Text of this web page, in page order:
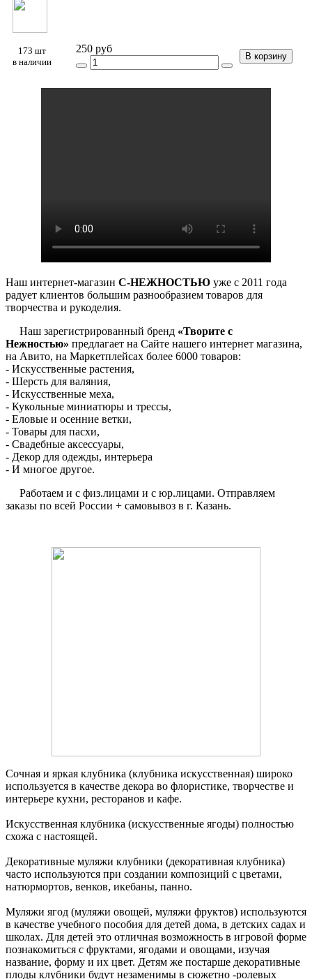
173 шт
в наличии
250 руб
В корзину
Наш интернет-магазин С-НЕЖНОСТЬЮ уже с 2011 года
радует клиентов большим разнообразием товаров для
творчества и рукоделия.
Наш зарегистрированный бренд «Творите с
Нежностью» предлагает на Сайте нашего интернет магазина,
на Авито, на Маркетплейсах более 6000 товаров:
- Искусственные растения,
- Шерсть для валяния,
- Искусственные меха,
- Кукольные миниатюры и трессы,
- Еловые и осенние ветки,
- Товары для пасхи,
- Свадебные аксессуары,
- Декор для одежды, интерьера
- И многое другое.
Работаем и с физ.лицами и с юр.лицами. Отправляем
заказы по всей России + самовывоз в г. Казань.
Сочная и яркая клубника (клубника искусственная) широко
используется в качестве декора во флористике, творчестве и
интерьере кухни, ресторанов и кафе.
Искусственная клубника (искусственные ягоды) полностью
схожа с настоящей.
Декоративные муляжи клубники (декоративная клубника)
часто используются при создании композиций с цветами,
натюрмортов, венков, икебаны, панно.
Муляжи ягод (муляжи овощей, муляжи фруктов) используются
в качестве учебного пособия для детей дома, в детских садах и
школах. Для детей это отличная возможность в игровой форме
познакомиться с фруктами, ягодами и овощами, изучая
название, форму и их цвет. Детям же постарше декоративные
плоды клубники будут незаменимы в сюжетно -ролевых